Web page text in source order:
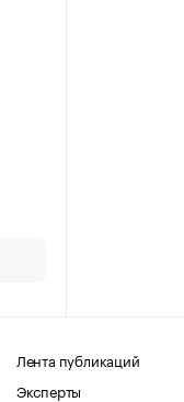
Лента публикаций
Эксперты